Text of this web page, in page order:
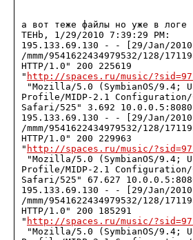
а вот теже файлы но уже в логе
TEHb, 1/29/2010 7:39:29 PM:
195.133.69.130 - - [29/Jan/
/mmm/9541622434979532/128/
HTTP/1.0" 200 225619
" http://spaces.ru/music/
"Mozilla/5.0 (SymbianOS/9.4;
Profile/MIDP-2.1 Configuration/
Safari/525" 3.692
195.133.69.130 - - [29/Jan/
/mmm/9541622434979532/128/
HTTP/1.0" 200 229963
" http://spaces.ru/music/
"Mozilla/5.0 (SymbianOS/9.4;
Profile/MIDP-2.1 Configuration/
Safari/525" 67.627
195.133.69.130 - - [29/Jan/
/mmm/9541622434979532/128/
HTTP/1.0" 200 185291
" http://spaces.ru/music/
"Mozilla/5.0 (SymbianOS/9.4;